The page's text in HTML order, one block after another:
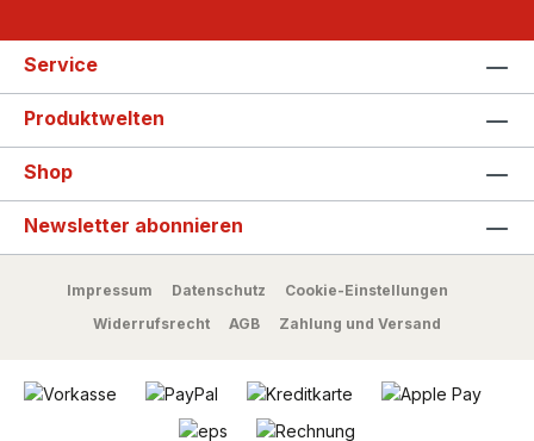
Service
Produktwelten
Shop
Newsletter abonnieren
Impressum Datenschutz
Cookie-Einstellungen
Widerrufsrecht
AGB Zahlung und Versand